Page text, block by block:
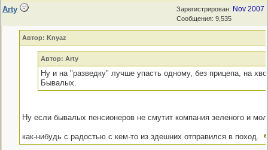
Зарегистрирован: Nov 2007
Сообщения: 9,535
Arty
Автор: Knyaz
Автор: Arty
Ну и на "разведку" лучше упасть одному, без прицепа, на
Бывалых.
Ну если бывалых пенсионеров не смутит компания зеленого и
как-нибудь с радостью с кем-то из здешних отправился в поход.